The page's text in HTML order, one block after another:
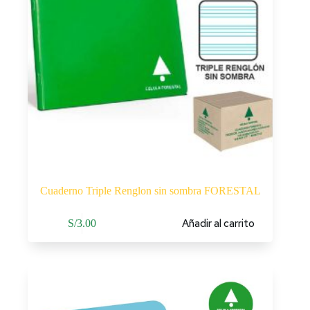
Cuaderno Triple Renglon sin sombra FORESTAL
S/3.00 Añadir al carrito